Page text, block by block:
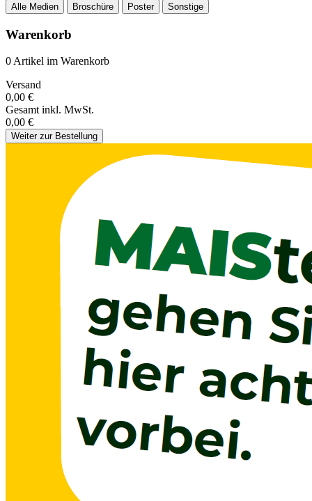
Alle Medien Broschüre Poster Sonstige
Warenkorb
0 Artikel im Warenkorb
Versand
0,00 €
Gesamt inkl. MwSt.
0,00 €
Weiter zur Bestellung